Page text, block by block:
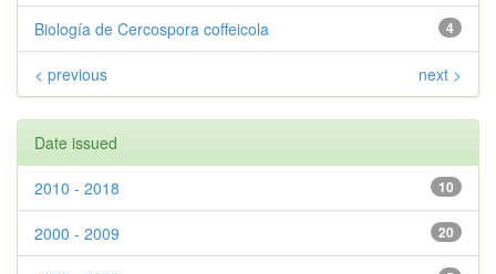
4
Biología de Cercospora coffeicola
< previous next >
Date issued
10
2010 - 2018
20
2000 - 2009